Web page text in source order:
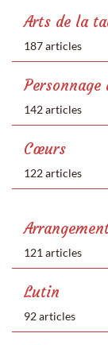
Arts de la
187 articles
Personnage
142 articles
Cœurs
122 articles
121 articles
Lutin
92 articles